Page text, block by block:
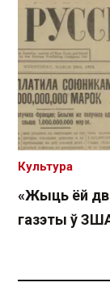
«Жыць ёй два
газэты ў
Культура